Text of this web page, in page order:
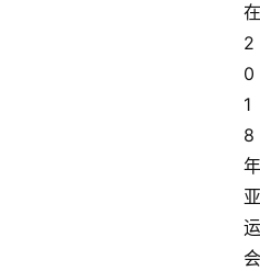
在
2
0
1
8
年
亚
运
会